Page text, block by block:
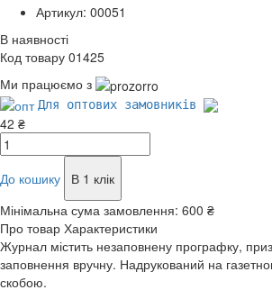
Артикул: 00051
В наявності
Код товару 01425
Ми працюємо з
Для оптових замовників
42 ₴
До кошику
В 1 клік
Мінімальна сума замовлення: 600 ₴
Про товар Характеристики
Журнал містить незаповнену прографку,
заповнення вручну. Надрукований на
скобою.